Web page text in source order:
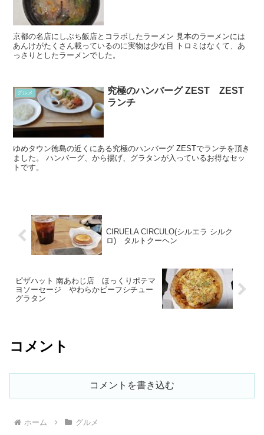
京都の名店にしぶち飯店とコラボしたラーメン 見本のラーメンには
あんけがたくさん載っているのに実物は少な目 トロミはなくて、あ
っさりとしたラーメンでした。
グルメ
究極のハンバーグ ZEST ZEST
ランチ
ゆめタウン徳島の近くにある究極のハンバーグ ZESTでランチを頂き
ました。 ハンバーグ、から揚げ、グラタンが入っているお得なセッ
トです。
CIRUELA CIRCULO(シルエラ シルク
ロ) タルトクーヘン
ピザハット 南あわじ店 ほっくりポテマ
ヨソーセージ やわらかビーフシチュー
グラタン
コメント
コメントを書き込む
ホーム グルメ